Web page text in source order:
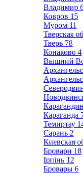
Владимир
Ковров 15
Муром 11
Тверская
Тверь 78
Конаково 4
Вышний
Караганда
Темиртау
Сарань 2
Киевская
Бровари 18
Ірпінь 12
Бровары 6